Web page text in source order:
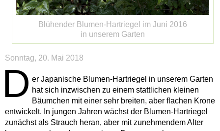
Blühender Blumen-Hartriegel im Juni 2016
in unserem Garten
Sonntag, 20. Mai 2018
D er Japanische Blumen-Hartriegel in unserem Garten
hat sich inzwischen zu einem stattlichen kleinen
Bäumchen mit einer sehr breiten, aber flachen Krone
entwickelt. In jungen Jahren wächst der Blumen-Hartriegel
zunächst als Strauch heran, aber mit zunehmendem Alter